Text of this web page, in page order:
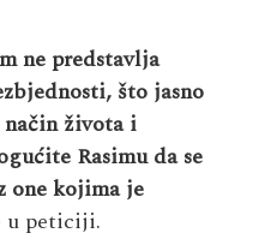
ne predstavlja
što jasno
života i
Rasimu da se
one kojima je
u peticiji.